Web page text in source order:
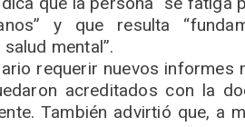
y que resulta
mental”.
requerir nuevos informes
acreditados con la
También advirtió que, a